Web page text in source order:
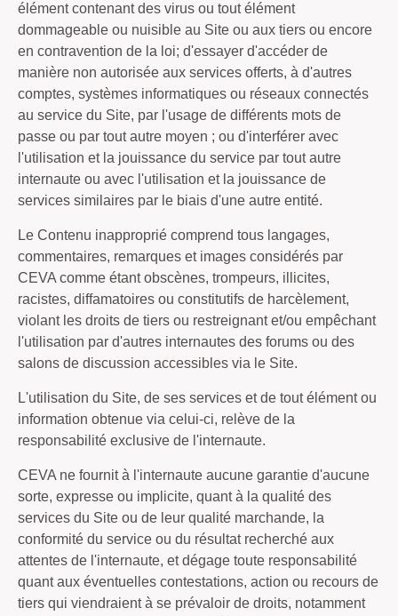
élément contenant des virus ou tout élément
dommageable ou nuisible au Site ou aux tiers ou encore
en contravention de la loi; d'essayer d'accéder de
manière non autorisée aux services offerts, à d'autres
comptes, systèmes informatiques ou réseaux connectés
au service du Site, par l'usage de différents mots de
passe ou par tout autre moyen ; ou d'interférer avec
l'utilisation et la jouissance du service par tout autre
internaute ou avec l'utilisation et la jouissance de
services similaires par le biais d'une autre entité.
Le Contenu inapproprié comprend tous langages,
commentaires, remarques et images considérés par
CEVA comme étant obscènes, trompeurs, illicites,
racistes, diffamatoires ou constitutifs de harcèlement,
violant les droits de tiers ou restreignant et/ou empêchant
l'utilisation par d'autres internautes des forums ou des
salons de discussion accessibles via le Site.
L'utilisation du Site, de ses services et de tout élément ou
information obtenue via celui-ci, relève de la
responsabilité exclusive de l'internaute.
CEVA ne fournit à l'internaute aucune garantie d'aucune
sorte, expresse ou implicite, quant à la qualité des
services du Site ou de leur qualité marchande, la
conformité du service ou du résultat recherché aux
attentes de l'internaute, et dégage toute responsabilité
quant aux éventuelles contestations, action ou recours de
tiers qui viendraient à se prévaloir de droits, notamment